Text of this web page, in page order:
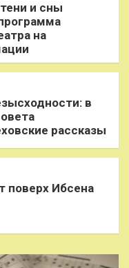
и сны
на
в
рассказы
Ибсена